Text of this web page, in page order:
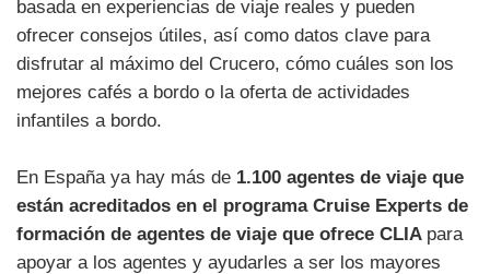
basada en experiencias de viaje reales y pueden
ofrecer consejos útiles, así como datos clave para
disfrutar al máximo del Crucero, cómo cuáles son los
mejores cafés a bordo o la oferta de actividades
infantiles a bordo.
En España ya hay más de 1.100 agentes de viaje que
están acreditados en el programa Cruise Experts de
formación de agentes de viaje que ofrece CLIA para
apoyar a los agentes y ayudarles a ser los mayores